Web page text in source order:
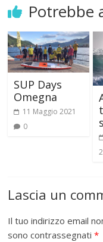
Potrebbe
SUP Days
Omegna
11 Maggio 2021
0
Lascia un
Il tuo indirizzo email
sono contrassegnati*